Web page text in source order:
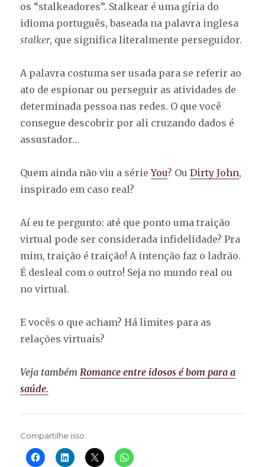
os “stalkeadores”. Stalkear é uma gíria do
idioma português, baseada na palavra inglesa
stalker, que significa literalmente perseguidor.
A palavra costuma ser usada para se referir ao
ato de espionar ou perseguir as atividades de
determinada pessoa nas redes. O que você
consegue descobrir por ali cruzando dados é
assustador…
Quem ainda não viu a sérieYou? OuDirty John,
inspirado em caso real?
Aí eu te pergunto: até que ponto uma traição
virtual pode ser considerada infidelidade? Pra
mim, traição é traição! A intenção faz o ladrão.
É desleal com o outro! Seja no mundo real ou
no virtual.
E vocês o que acham? Há limites para as
relações virtuais?
Veja tambémRomance entre idosos é bom para a
saúde.
Compartilhe isso: